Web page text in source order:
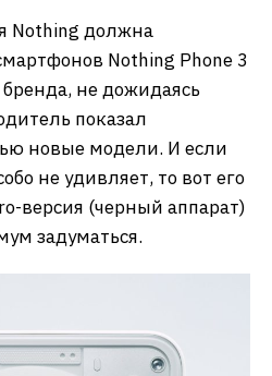
Nothing должна
Nothing Phone 3
не дожидаясь
показал
новые модели. И если
не удивляет, то вот его
версия (черный аппарат)
задуматься.